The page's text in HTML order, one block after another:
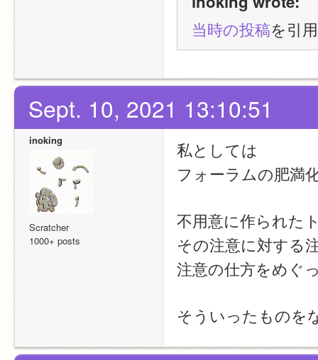
当時の投稿を引
Sept. 10, 2021 13:10:51
inoking
Scratcher
1000+ posts
私としては
フォーラムの肥満
不用意に作られた
その注意に対する
注意の仕方をめぐ
そういったものを